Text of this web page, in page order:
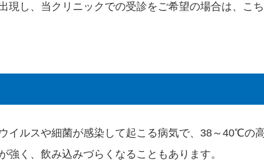
し、当クリニックでの受診をご希望の場合は、
こ
イルスや細菌が感染して起こる病気で、38～40℃の
く、飲み込みづらくなることもあります。